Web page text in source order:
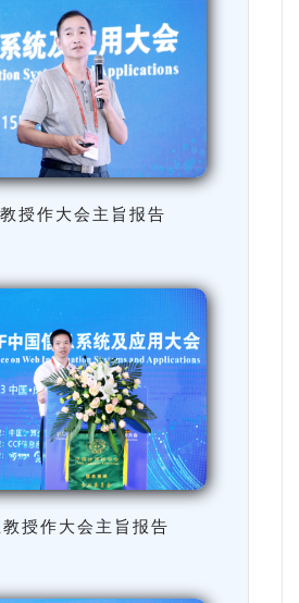
授作大会主旨报告
授作大会主旨报告